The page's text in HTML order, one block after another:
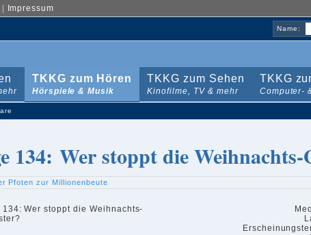
Impressum
Name:
TKKG zum Hören
Hörspiele & Musik
TKKG zum Sehen
Kinofilme, TV & mehr
TKKG
Computer-
134: Wer stoppt die Weihnachts-
Pfoten zur Millionenbeute